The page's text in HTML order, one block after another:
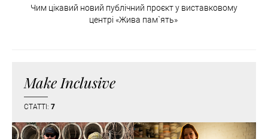
Чим цікавий новий публічний проєкт у виставковому
центрі «Жива пам`ять»
Make Inclusive
СТАТТІ: 7